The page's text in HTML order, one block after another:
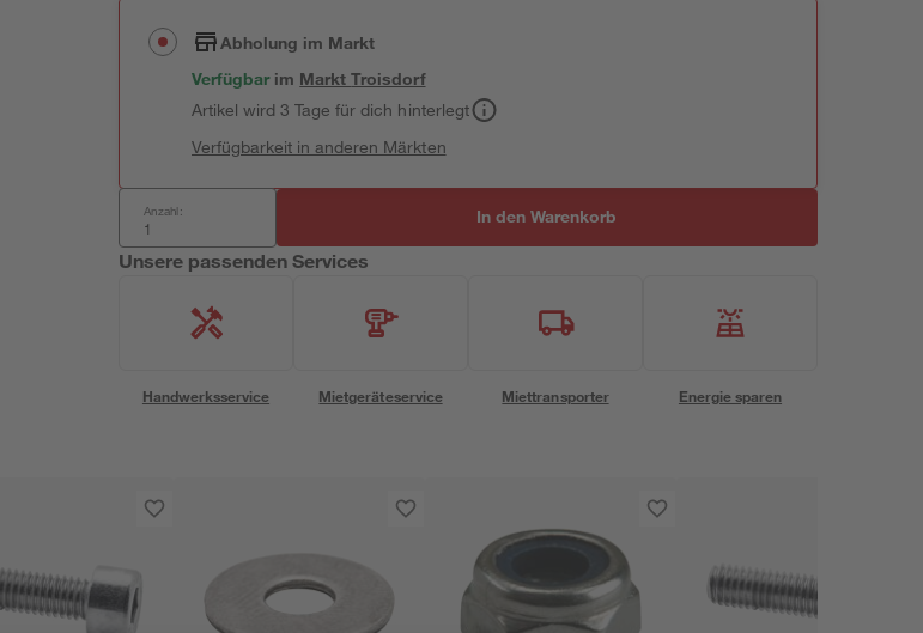
Abholung im Markt
Verfügbar im MarktTroisdorf
Artikel wird 3 Tage für dich hinterlegt
Verfügbarkeit in anderen Märkten
Anzahl: In den Warenkorb
Unsere passenden Services
Handwerksservice Mietgeräteservice Miettransporter Energie sparen